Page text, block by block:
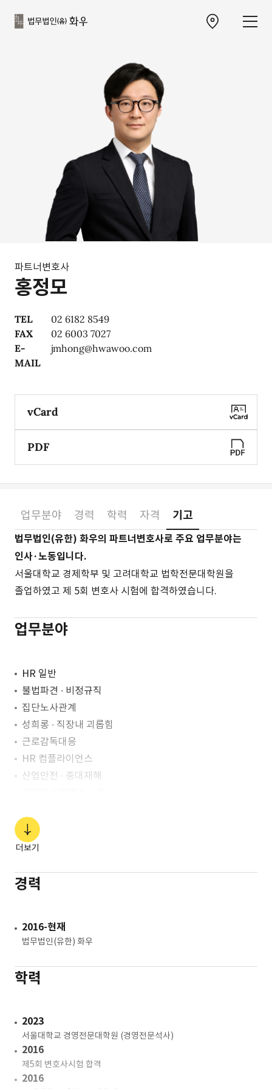
홍정모
파트너변호사
TEL
02 6182 8549
FAX
02 6003 7027
E-
MAIL
jmhong@hwawoo.com
vCard
PDF
법무법인(유한) 화우의 파트너변호사로 주요 업무분야는
인사·노동입니다.
서울대학교 경제학부 및 고려대학교 법학전문대학원을
졸업하였고 제 5회 변호사 시험에 합격하였습니다.
업무분야
HR 일반
불법파견 ∙ 비정규직
집단노사관계
성희롱 ∙ 직장내 괴롭힘
근로감독대응
HR 컴플라이언스
산업안전 ∙ 중대재해
더보기
경력
2016-현재
법무법인(유한) 화우
학력
2023
서울대학교 경영전문대학원 (경영전문석사)
2016
제5회 변호사시험 합격
2016
업무분야 경력 학력 자격 기고